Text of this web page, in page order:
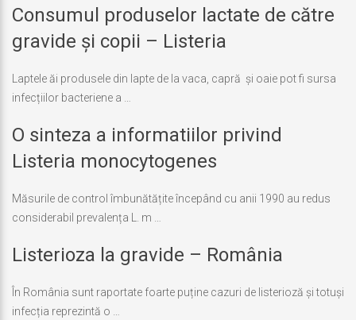
Ultima
actualizare
iunie
25,
2018
Consumul produselor lactate de către
gravide și copii – Listeria
Laptele ăi produsele din lapte de la vaca, capră și oaie pot fi sursa
infecțiilor bacteriene a …
Ultima
actualizare iulie
2018
O sinteza a informatiilor privind
Listeria monocytogenes
Măsurile de control îmbunătățite începând cu anii 1990 au redus
considerabil prevalența L. m …
Ultima
25,
2018
Listerioza la gravide – România
În România sunt raportate foarte puține cazuri de listerioză și totuși
infecția reprezintă o …